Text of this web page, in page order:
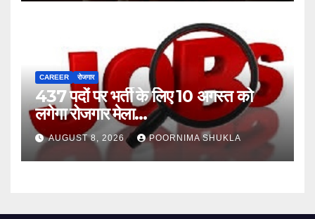
CAREER रोजगार
437 पदों पर भर्ती के लिए 10 अगस्त को
लगेगा रोजगार मेला…
AUGUST 8, 2026 POORNIMA SHUKLA